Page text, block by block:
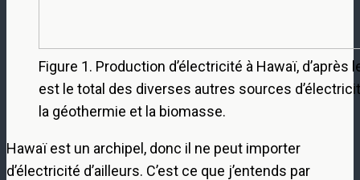
Figure 1. Production d’électricité à Hawaï, d’après
est le total des diverses autres sources
la géothermie et la biomasse.
Hawaï est un archipel, donc il ne peut importer
d’électricité d’ailleurs. C’est ce que j’entends par